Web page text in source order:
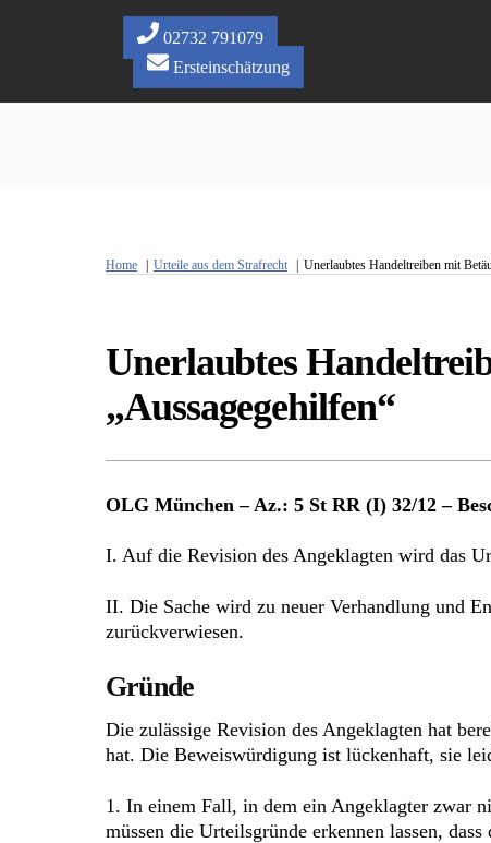
02732 791079
Ersteinschätzung
Home Urteile aus dem Strafrecht Unerlaubtes Handeltreiben mit
Unerlaubtes
„Aussagegehilfen“
OLG München – Az.: 5 St RR (I) 32/12 –
I. Auf die Revision des Angeklagten wird das
II. Die Sache wird zu neuer Verhandlung und
zurückverwiesen.
Gründe
Die zulässige Revision des Angeklagten hat
hat. Die Beweiswürdigung ist lückenhaft, sie
1. In einem Fall, in dem ein Angeklagter zwar
müssen die Urteilsgründe erkennen lassen,